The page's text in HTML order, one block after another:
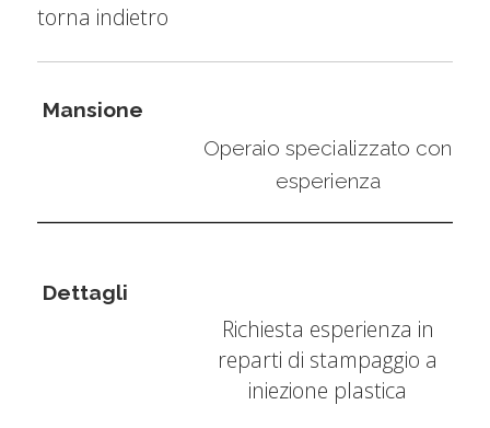
torna indietro
Mansione
Operaio specializzato con
esperienza
Dettagli
Richiesta esperienza in
reparti di stampaggio a
iniezione plastica